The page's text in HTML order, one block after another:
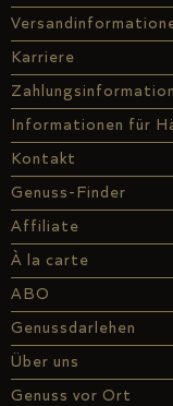
Karriere
Informationen für
Kontakt
Genuss-Finder
Affiliate
À la carte
ABO
Genussdarlehen
Über uns
Genuss vor Ort